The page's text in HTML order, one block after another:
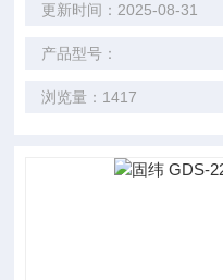
更新时间：2025-08-31
产品型号：
浏览量：1417